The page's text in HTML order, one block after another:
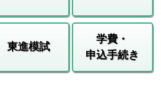
東進模試
学費・
申込手続き